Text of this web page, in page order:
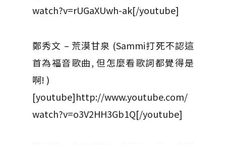
watch?v=rUGaXUwh-ak[/youtube]
鄭秀文 – 荒漠甘泉 (Sammi打死不認這
首為福音歌曲, 但怎麼看歌詞都覺得是
啊! )
[youtube]http://www.youtube.com/
watch?v=o3V2HH3Gb1Q[/youtube]